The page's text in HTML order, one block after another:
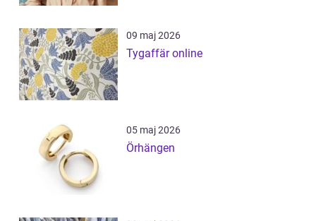
09 maj 2026
Tygaffär online
05 maj 2026
Örhängen